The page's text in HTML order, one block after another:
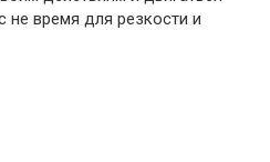
не время для резкости и